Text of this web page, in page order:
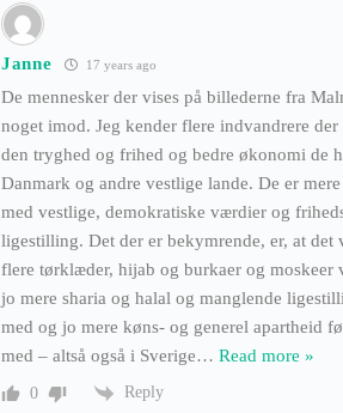
Janne 17 years ago
De mennesker der vises på billederne fra
noget imod. Jeg kender flere indvandrere
den tryghed og frihed og bedre økonomi de
Danmark og andre vestlige lande. De er
med vestlige, demokratiske værdier og
ligestilling. Det der er bekymrende, er, at det
flere tørklæder, hijab og burkaer og moskeer
jo mere sharia og halal og manglende
med og jo mere køns- og generel apartheid
med – altså også i Sverige… Read more »
0 Reply